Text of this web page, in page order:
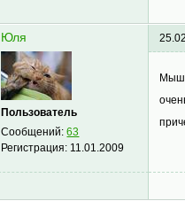
Юля
Пользователь
Сообщений:63
Регистрация: 11.01.2009
Мыш,